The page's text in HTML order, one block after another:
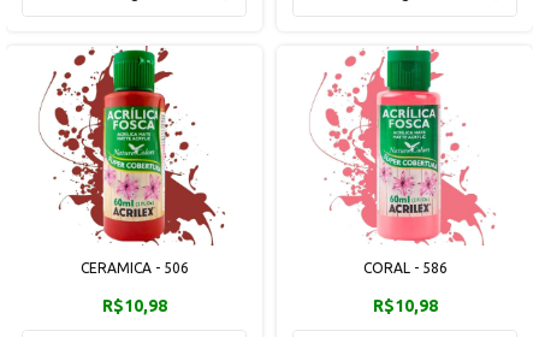
CERAMICA - 506
R$10,98
CORAL - 586
R$10,98